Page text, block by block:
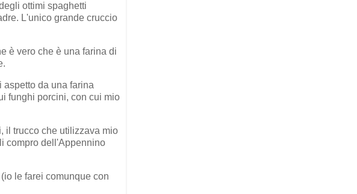
ottimi spaghetti
L'unico grande cruccio
è vero che è una farina di
da una farina
funghi porcini, con cui mio
il trucco che utilizzava mio
compro dell'Appennino
le farei comunque con